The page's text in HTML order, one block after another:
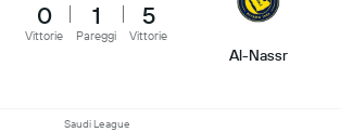
0
Vittorie
1
Pareggi
5
Vittorie
Al-Nassr
Saudi League